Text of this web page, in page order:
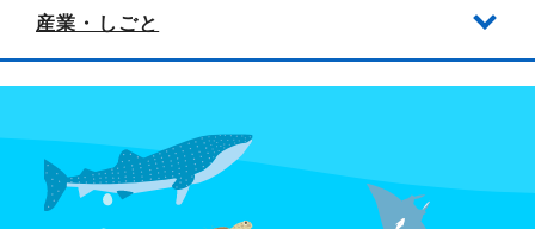
産業・しごと